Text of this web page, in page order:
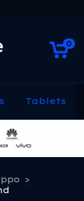
0
Tablets
>